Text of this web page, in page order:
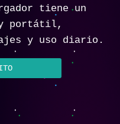
tiene un
y portátil,
y uso diario.